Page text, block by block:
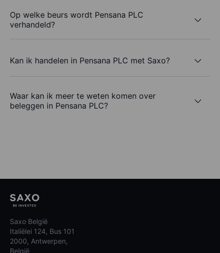
Op welke beurs wordt Pensana PLC
verhandeld?
Kan ik handelen in Pensana PLC met Saxo?
Waar kan ik meer te weten komen over
beleggen in Pensana PLC?
Saxo België
Italiëlei 124, Bus 101
2000, Antwerpen,
België